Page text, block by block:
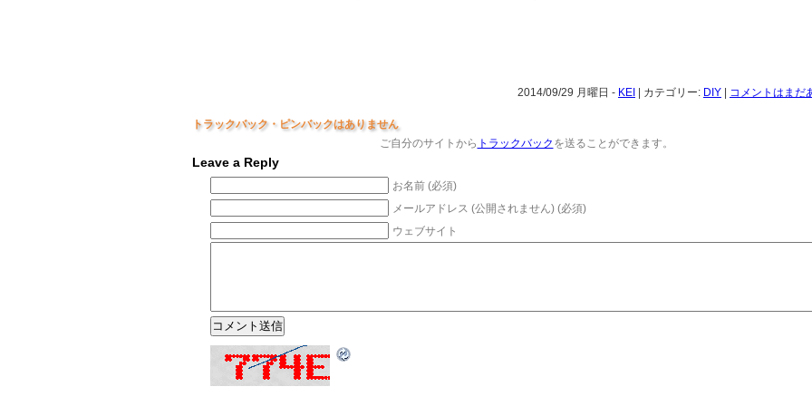
2014/09/29 月曜日 - KEI | カテゴリー: DIY コメントはまだ
トラックバック・ピンバックはありません
ご自分のサイトから トラックバック を送ることができます。
Leave a Reply
お名前 (必須)
メールアドレス (公開されません) (必須)
ウェブサイト